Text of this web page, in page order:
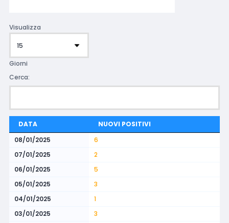
Visualizza
Giorni
Cerca:
DATA
NUOVI POSITIVI
08/01/2025
6
07/01/2025
2
06/01/2025
5
05/01/2025
3
04/01/2025
1
03/01/2025
3